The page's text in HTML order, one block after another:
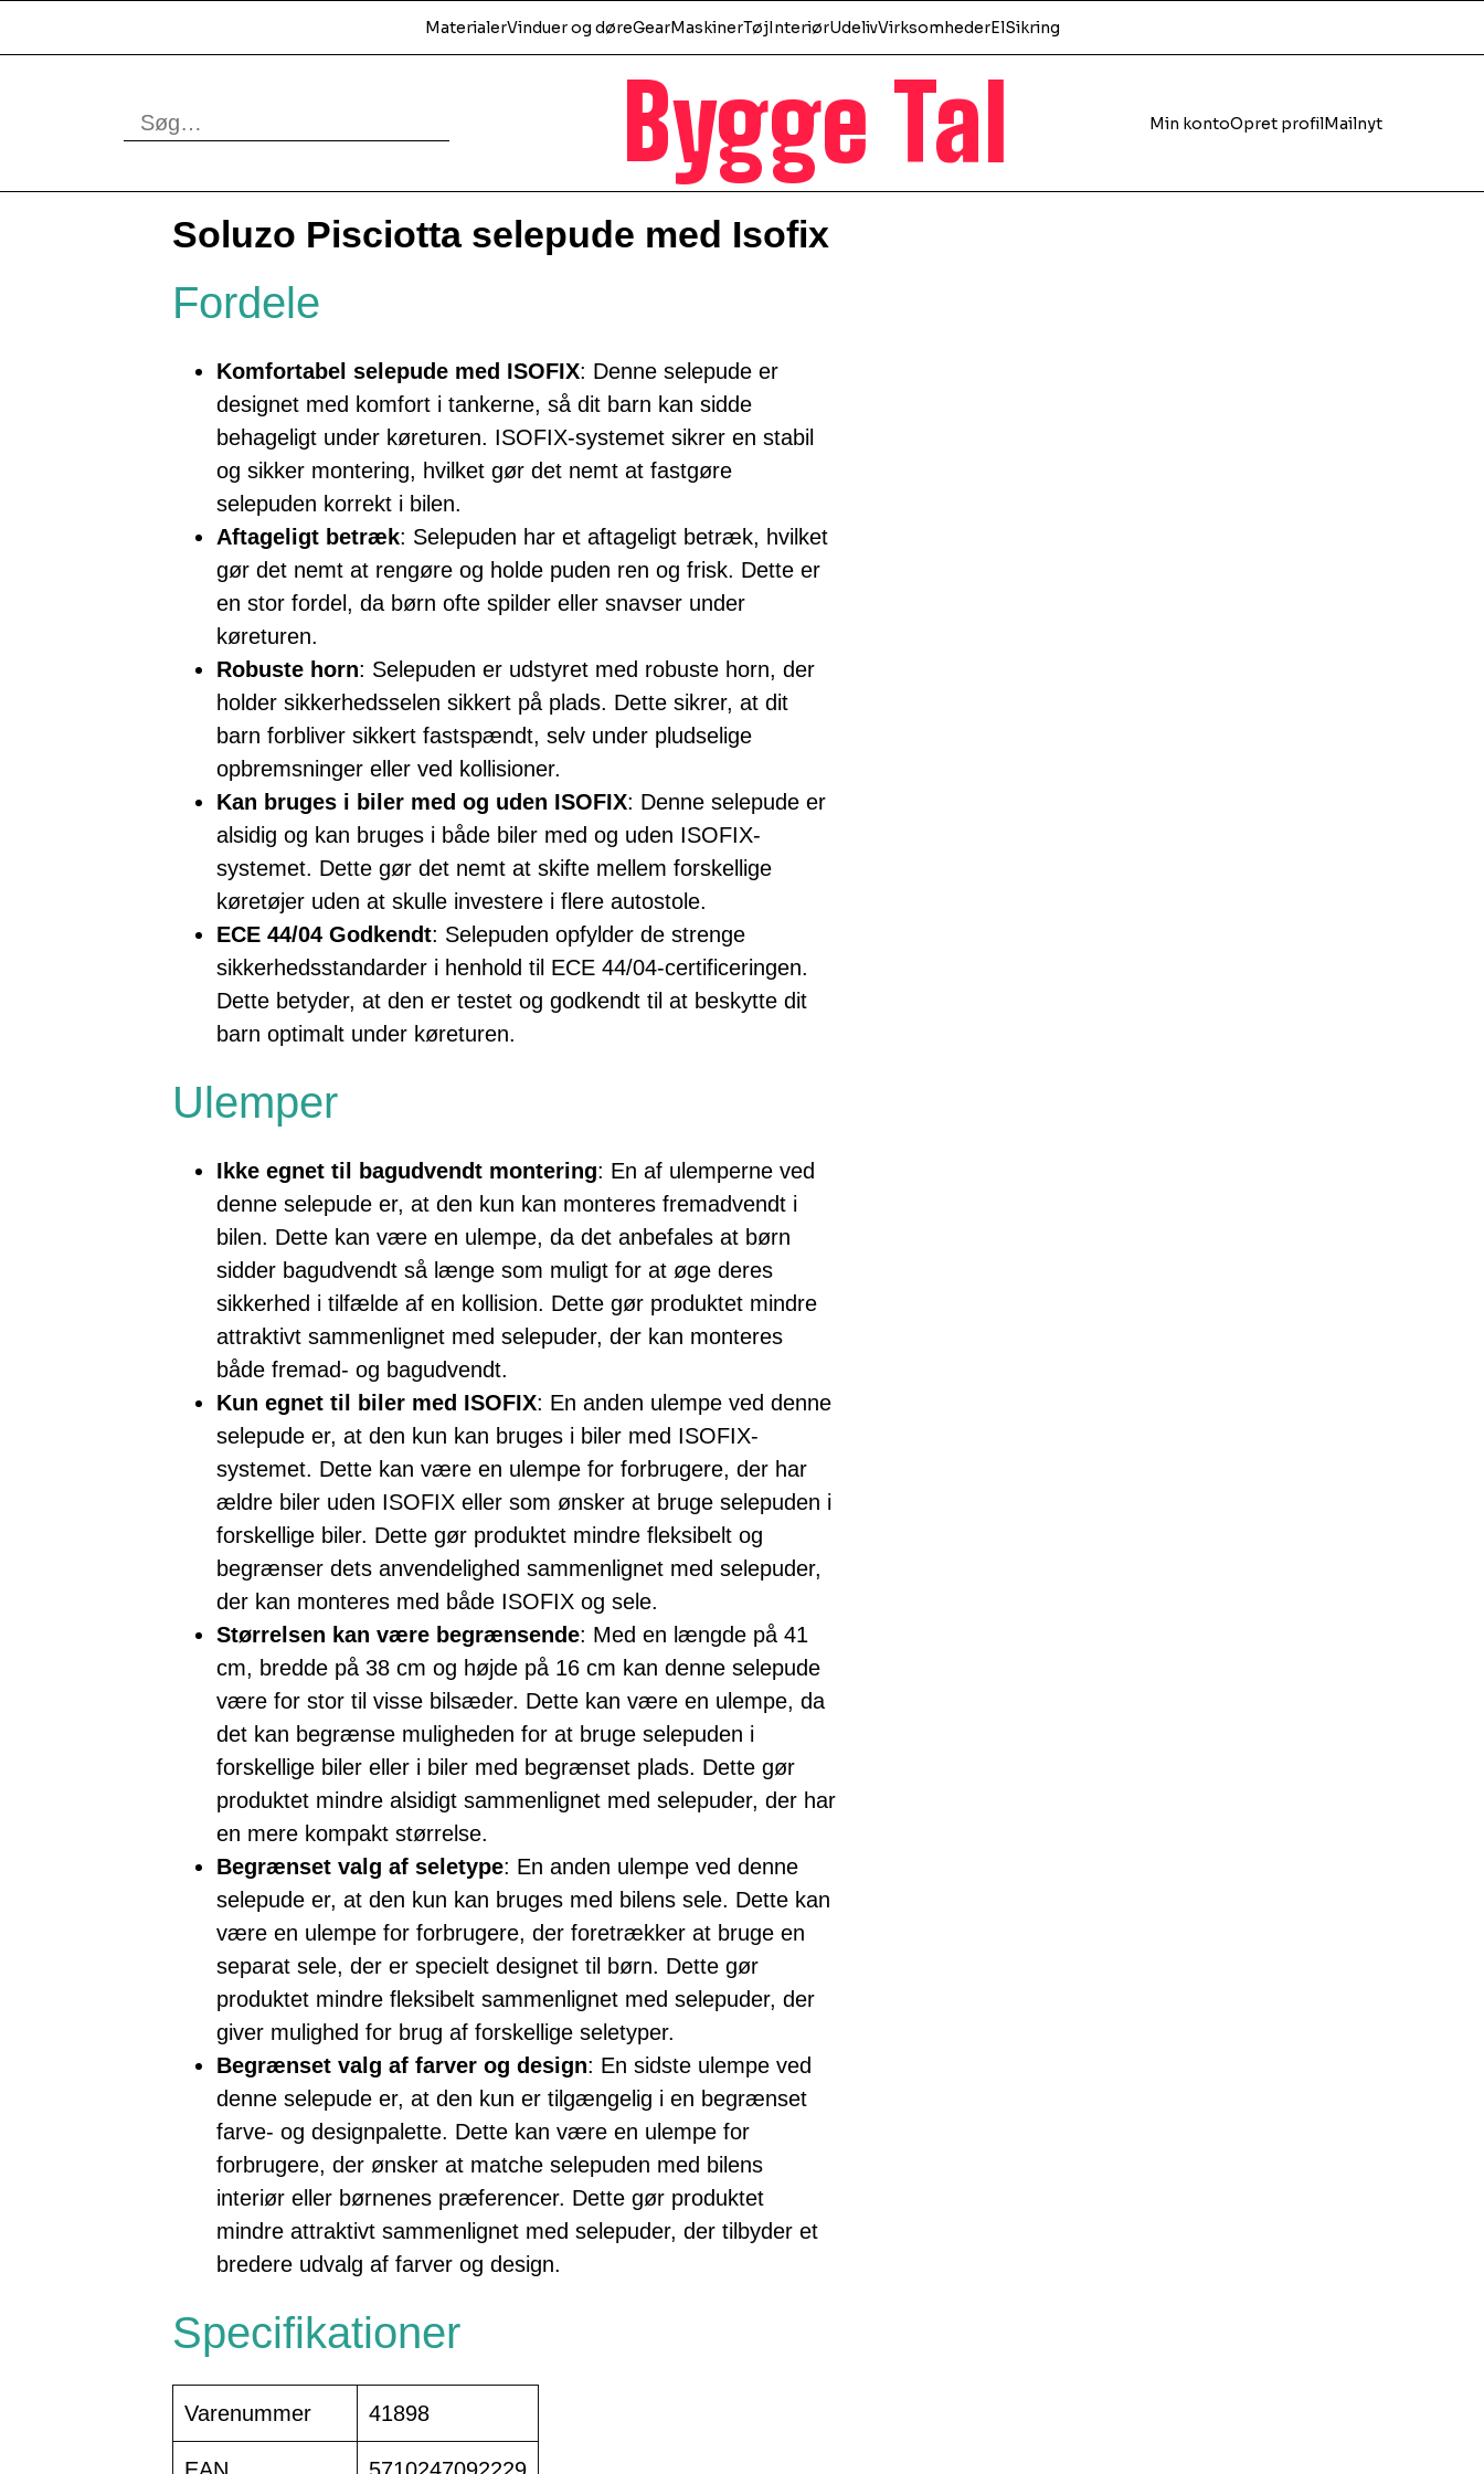
Bygge Tal Min kontoOpret profilMailnyt
MaterialerVinduer og døreGearMaskinerTøjInteriørUdelivVirksomhederElSikring
Soluzo Pisciotta selepude med Isofix
Fordele
Komfortabel selepude med ISOFIX: Denne selepude er
designet med komfort i tankerne, så dit barn kan sidde
behageligt under køreturen. ISOFIX-systemet sikrer en stabil
og sikker montering, hvilket gør det nemt at fastgøre
selepuden korrekt i bilen.
Aftageligt betræk: Selepuden har et aftageligt betræk, hvilket
gør det nemt at rengøre og holde puden ren og frisk. Dette er
en stor fordel, da børn ofte spilder eller snavser under
køreturen.
Robuste horn: Selepuden er udstyret med robuste horn, der
holder sikkerhedsselen sikkert på plads. Dette sikrer, at dit
barn forbliver sikkert fastspændt, selv under pludselige
opbremsninger eller ved kollisioner.
Kan bruges i biler med og uden ISOFIX: Denne selepude er
alsidig og kan bruges i både biler med og uden ISOFIX-
systemet. Dette gør det nemt at skifte mellem forskellige
køretøjer uden at skulle investere i flere autostole.
ECE 44/04 Godkendt: Selepuden opfylder de strenge
sikkerhedsstandarder i henhold til ECE 44/04-certificeringen.
Dette betyder, at den er testet og godkendt til at beskytte dit
barn optimalt under køreturen.
Ulemper
Ikke egnet til bagudvendt montering: En af ulemperne ved
denne selepude er, at den kun kan monteres fremadvendt i
bilen. Dette kan være en ulempe, da det anbefales at børn
sidder bagudvendt så længe som muligt for at øge deres
sikkerhed i tilfælde af en kollision. Dette gør produktet mindre
attraktivt sammenlignet med selepuder, der kan monteres
både fremad- og bagudvendt.
Kun egnet til biler med ISOFIX: En anden ulempe ved denne
selepude er, at den kun kan bruges i biler med ISOFIX-
systemet. Dette kan være en ulempe for forbrugere, der har
ældre biler uden ISOFIX eller som ønsker at bruge selepuden i
forskellige biler. Dette gør produktet mindre fleksibelt og
begrænser dets anvendelighed sammenlignet med selepuder,
der kan monteres med både ISOFIX og sele.
Størrelsen kan være begrænsende: Med en længde på 41
cm, bredde på 38 cm og højde på 16 cm kan denne selepude
være for stor til visse bilsæder. Dette kan være en ulempe, da
det kan begrænse muligheden for at bruge selepuden i
forskellige biler eller i biler med begrænset plads. Dette gør
produktet mindre alsidigt sammenlignet med selepuder, der har
en mere kompakt størrelse.
Begrænset valg af seletype: En anden ulempe ved denne
selepude er, at den kun kan bruges med bilens sele. Dette kan
være en ulempe for forbrugere, der foretrækker at bruge en
separat sele, der er specielt designet til børn. Dette gør
produktet mindre fleksibelt sammenlignet med selepuder, der
giver mulighed for brug af forskellige seletyper.
Begrænset valg af farver og design: En sidste ulempe ved
denne selepude er, at den kun er tilgængelig i en begrænset
farve- og designpalette. Dette kan være en ulempe for
forbrugere, der ønsker at matche selepuden med bilens
interiør eller børnenes præferencer. Dette gør produktet
mindre attraktivt sammenlignet med selepuder, der tilbyder et
bredere udvalg af farver og design.
Specifikationer
Varenummer 41898